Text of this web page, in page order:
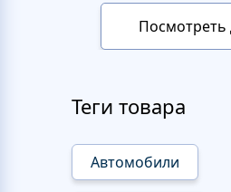
Теги товара
Автомобили